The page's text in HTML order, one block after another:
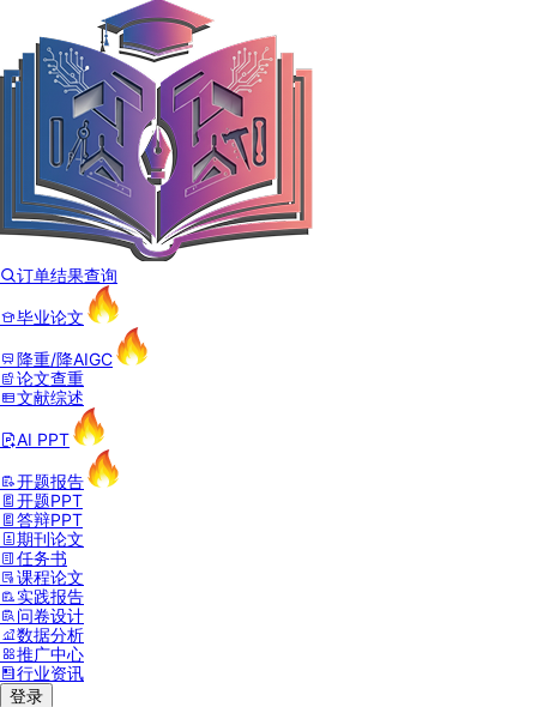
订单结果查询
毕业论文
降重/降AIGC
论文查重
文献综述
AI PPT
开题报告
开题PPT
答辩PPT
期刊论文
任务书
课程论文
实践报告
问卷设计
数据分析
推广中心
行业资讯
登录